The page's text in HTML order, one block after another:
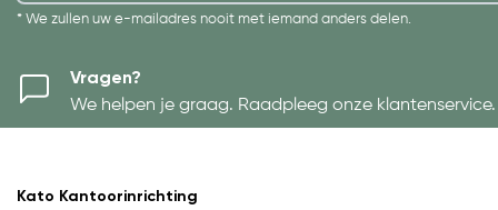
* We zullen uw e-mailadres nooit met iemand anders delen.
Vragen?
We helpen je graag. Raadpleeg onze klantenservice.
Kato Kantoorinrichting